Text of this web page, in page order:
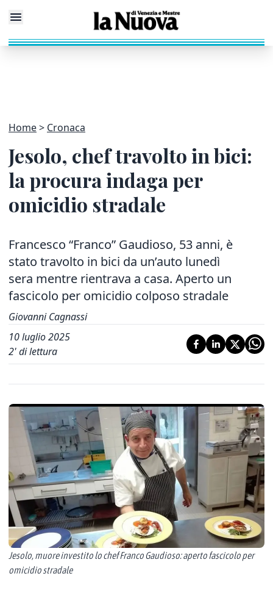
Home Cronaca
Jesolo, chef travolto in bici:
la procura indaga per
omicidio stradale
Francesco “Franco” Gaudioso, 53 anni, è
stato travolto in bici da un’auto lunedì
sera mentre rientrava a casa. Aperto un
fascicolo per omicidio colposo stradale
Giovanni Cagnassi
10 luglio 2025
2' di lettura
Jesolo, muore investito lo chef Franco Gaudioso: aperto fascicolo per
omicidio stradale